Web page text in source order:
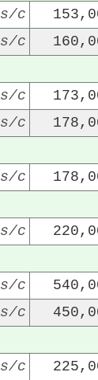
s/c
s/c
s/c
s/c
s/c
s/c
s/c
s/c
s/c